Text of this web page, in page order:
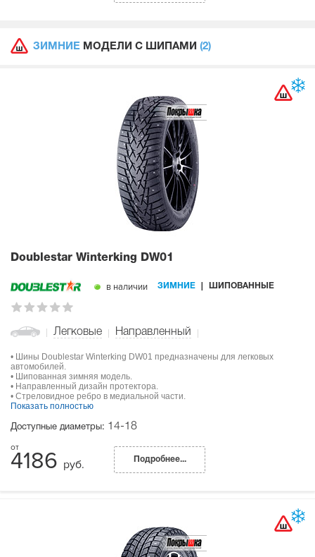
ЗИМНИЕ МОДЕЛИ С ШИПАМИ (2)
Doublestar Winterking DW01
в наличии ЗИМНИЕ ШИПОВАННЫЕ
Легковые Направленный
• Шины Doublestar Winterking DW01 предназначены для легковых
автомобилей.
• Шипованная зимняя модель.
• Направленный дизайн протектора.
• Стреловидное ребро в медиальной части.
Показать полностью
Доступные диаметры: 14-18
4186 руб. Подробнее...